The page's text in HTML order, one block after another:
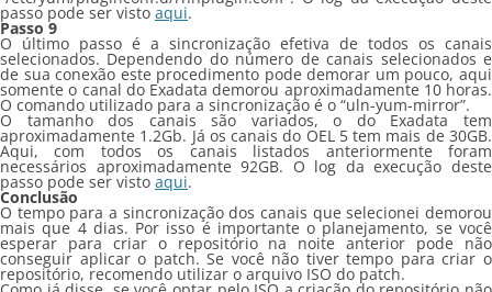
passo pode ser visto aqui.
Passo 9
O último passo é a sincronização efetiva de todos os canais
selecionados. Dependendo do número de canais selecionados e
de sua conexão este procedimento pode demorar um pouco, aqui
somente o canal do Exadata demorou aproximadamente 10 horas.
O comando utilizado para a sincronização é o “uln-yum-mirror”.
O tamanho dos canais são variados, o do Exadata tem
aproximadamente 1.2Gb. Já os canais do OEL 5 tem mais de 30GB.
Aqui, com todos os canais listados anteriormente foram
necessários aproximadamente 92GB. O log da execução deste
passo pode ser visto aqui.
Conclusão
O tempo para a sincronização dos canais que selecionei demorou
mais que 4 dias. Por isso é importante o planejamento, se você
esperar para criar o repositório na noite anterior pode não
conseguir aplicar o patch. Se você não tiver tempo para criar o
repositório, recomendo utilizar o arquivo ISO do patch.